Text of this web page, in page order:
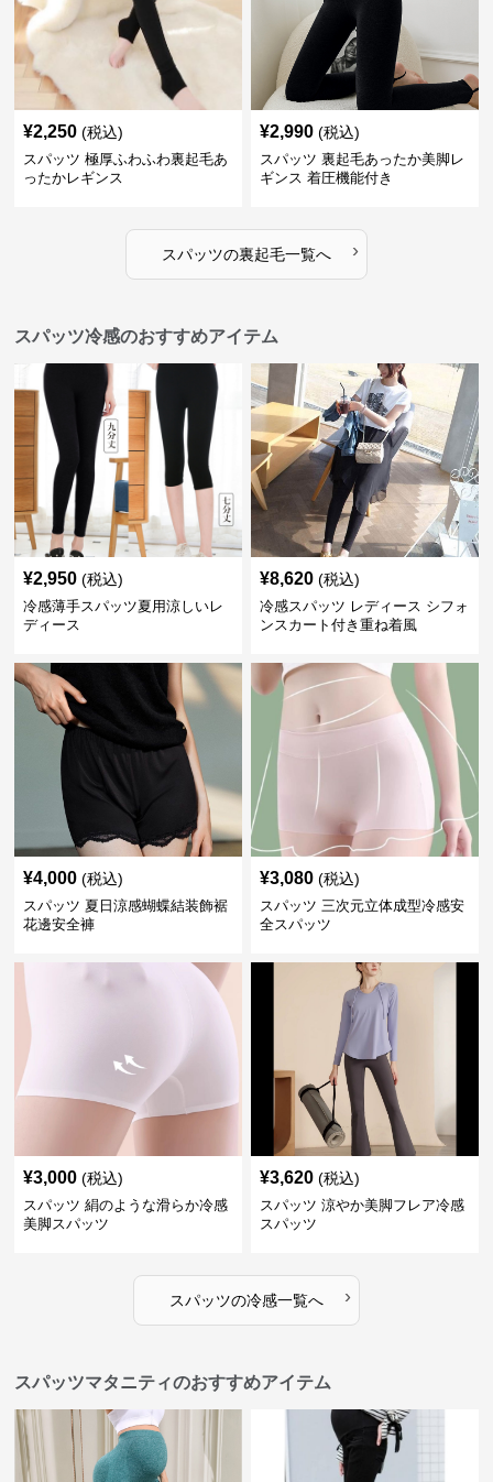
¥2,250 (税込)
スパッツ 極厚ふわふわ裏起毛あ
ったかレギンス
¥2,990 (税込)
スパッツ 裏起毛あったか美脚レ
ギンス 着圧機能付き
スパッツの裏起毛一覧へ ›
スパッツ冷感のおすすめアイテム
¥2,950 (税込)
冷感薄手スパッツ夏用涼しいレ
ディース
¥8,620 (税込)
冷感スパッツ レディース シフォ
ンスカート付き重ね着風
¥4,000 (税込)
スパッツ 夏日涼感蝴蝶結装飾裾
花邊安全褲
¥3,080 (税込)
スパッツ 三次元立体成型冷感安
全スパッツ
¥3,000 (税込)
スパッツ 絹のような滑らか冷感
美脚スパッツ
¥3,620 (税込)
スパッツ 涼やか美脚フレア冷感
スパッツ
スパッツの冷感一覧へ ›
スパッツマタニティのおすすめアイテム